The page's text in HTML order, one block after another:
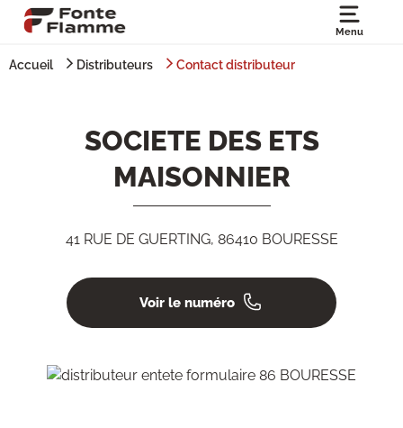
Menu
Accueil Distributeurs Contact distributeur
SOCIETE DES ETS
MAISONNIER
41 RUE DE GUERTING, 86410 BOURESSE
Voir le numéro